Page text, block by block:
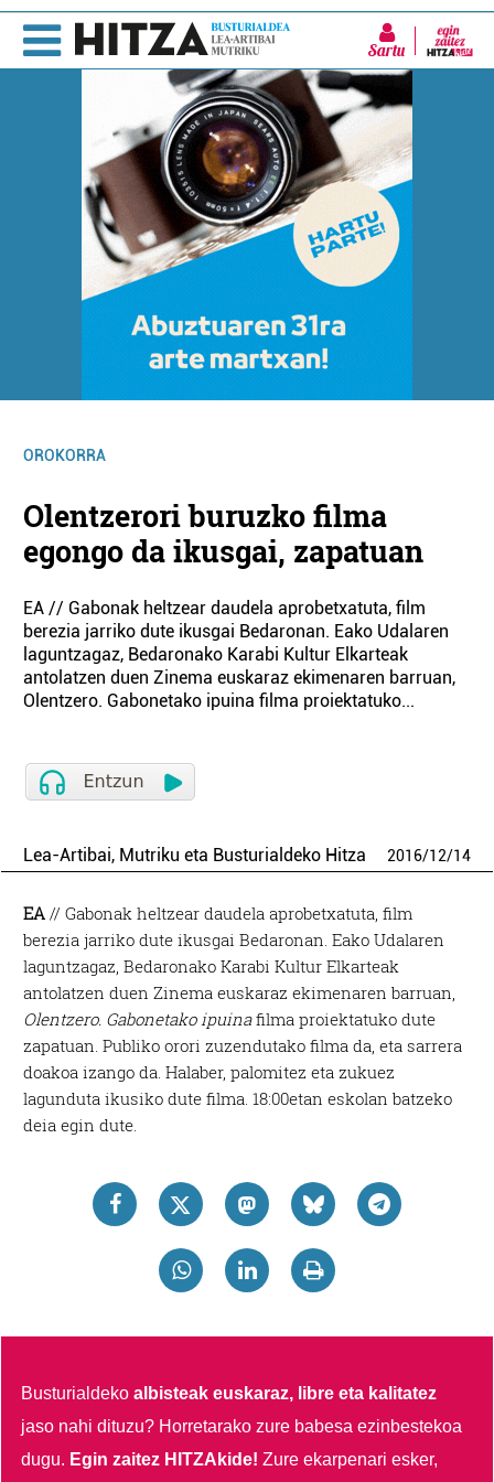
Sartu
OROKORRA
Olentzerori buruzko filma
egongo da ikusgai, zapatuan
EA // Gabonak heltzear daudela aprobetxatuta, film
berezia jarriko dute ikusgai Bedaronan. Eako Udalaren
laguntzagaz, Bedaronako Karabi Kultur Elkarteak
antolatzen duen Zinema euskaraz ekimenaren barruan,
Olentzero. Gabonetako ipuina filma proiektatuko...
Lea-Artibai, Mutriku eta Busturialdeko Hitza 2016/12/14
EA// Gabonak heltzear daudela aprobetxatuta, film
berezia jarriko dute ikusgai Bedaronan. Eako Udalaren
laguntzagaz, Bedaronako Karabi Kultur Elkarteak
antolatzen duen Zinema euskaraz ekimenaren barruan,
Olentzero. Gabonetako ipuinafilma proiektatuko dute
zapatuan. Publiko orori zuzendutako filma da, eta sarrera
doakoa izango da. Halaber, palomitez eta zukuez
lagunduta ikusiko dute filma. 18:00etan eskolan batzeko
deia egin dute.
Busturialdekoalbisteak euskaraz, libre eta kalitatez
jaso nahi dituzu? Horretarako zure babesa ezinbestekoa
dugu. Egin zaitez HITZAkide!Zure ekarpenari esker,